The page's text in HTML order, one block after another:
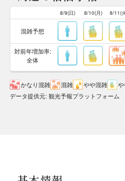
8/9(日) 8/10(月) 8/11(
混雑予想
対前年増加率:
全体
かなり混雑 混雑 やや混雑
データ提供元: 観光予報プラットフォーム